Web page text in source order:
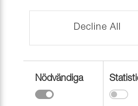
Gardin Catania FR 105
1801012
Decline All
Nödvändiga